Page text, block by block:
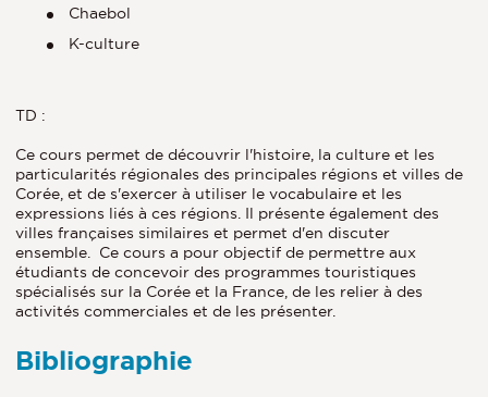
Chaebol
K-culture
TD :
Ce cours permet de découvrir l'histoire, la culture et les
particularités régionales des principales régions et villes de
Corée, et de s'exercer à utiliser le vocabulaire et les
expressions liés à ces régions. Il présente également des
villes françaises similaires et permet d'en discuter
ensemble. Ce cours a pour objectif de permettre aux
étudiants de concevoir des programmes touristiques
spécialisés sur la Corée et la France, de les relier à des
activités commerciales et de les présenter.
Bibliographie